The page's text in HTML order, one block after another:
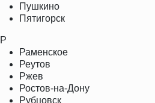
Пушкино
Пятигорск
Р
Раменское
Реутов
Ржев
Ростов-на-Дону
Рубцовск